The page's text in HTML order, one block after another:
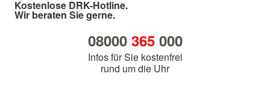
Kostenlose DRK-Hotline.
Wir beraten Sie gerne.
08000 365000
Infos für Sie kostenfrei
rund um die Uhr